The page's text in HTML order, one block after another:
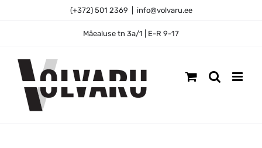
(+372) 501 2369 info@volvaru.ee
Mäealuse tn 3a/1 | E-R 9-17